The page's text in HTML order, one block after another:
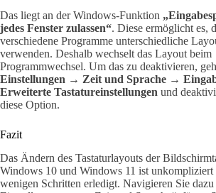
Das liegt an der Windows-Funktion
jedes Fenster zulassen“. Diese ermöglicht es,
verschiedene Programme unterschiedliche
verwenden. Deshalb wechselt das Layout beim
Programmwechsel. Um das zu deaktivieren,
Einstellungen → Zeit und Sprache →
Erweiterte Tastatureinstellungen und
diese Option.
Fazit
Das Ändern des Tastaturlayouts der
Windows 10 und Windows 11 ist unkompliziert
wenigen Schritten erledigt. Navigieren Sie